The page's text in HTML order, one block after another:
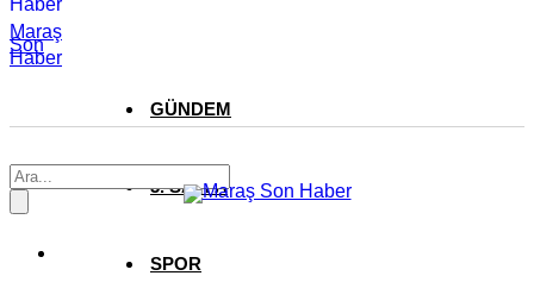
Maraş
Son
Haber
GÜNDEM
3. SAYFA
SPOR